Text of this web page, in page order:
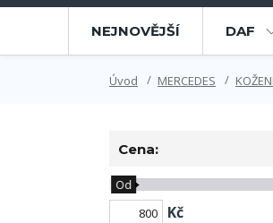
NEJNOVĚJŠÍ DAF
Úvod MERCEDES
Cena:
Kč
Od